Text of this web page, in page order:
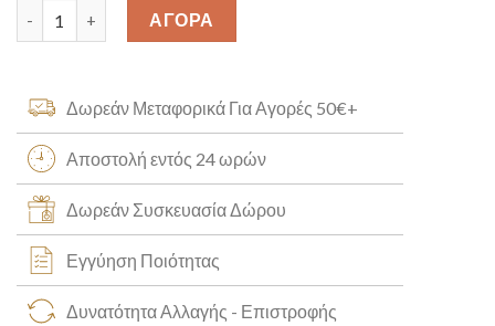
Ανδρικό Festina f20445_3 quantity
ΑΓΟΡΑ
Δωρεάν Μεταφορικά Για Αγορές 50€+
Αποστολή εντός 24 ωρών
Δωρεάν Συσκευασία Δώρου
Εγγύηση Ποιότητας
Δυνατότητα Αλλαγής - Επιστροφής